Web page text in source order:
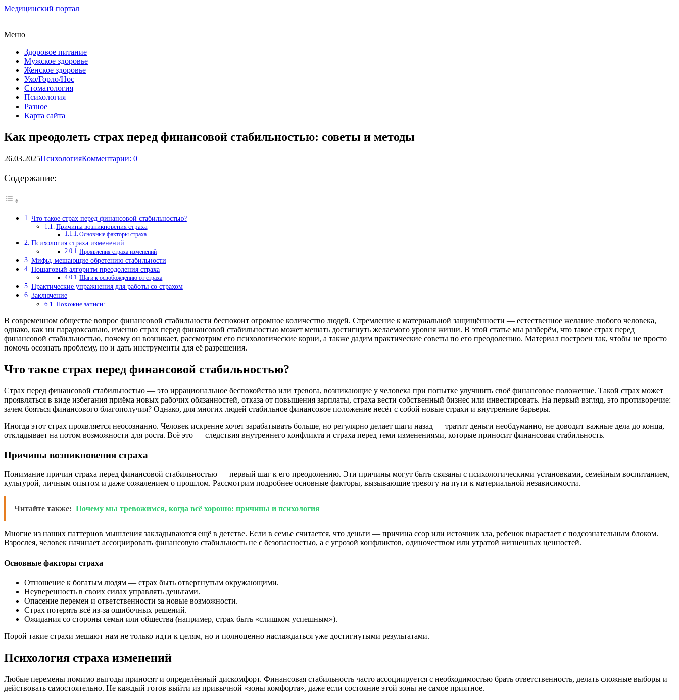
Медицинский портал
Меню
Здоровое питание
Мужское здоровье
Женское здоровье
Ухо/Горло/Нос
Стоматология
Психология
Разное
Карта сайта
Как преодолеть страх перед финансовой стабильностью: советы и методы
26.03.2025ПсихологияКомментарии: 0
Содержание:
Что такое страх перед финансовой стабильностью?
Причины возникновения страха
Основные факторы страха
Психология страха изменений
Проявления страха изменений
Мифы, мешающие обретению стабильности
Пошаговый алгоритм преодоления страха
Шаги к освобождению от страха
Практические упражнения для работы со страхом
Заключение
Похожие записи:
В современном обществе вопрос финансовой стабильности беспокоит огромное количество людей. Стремление к материальной защищённости — естественное желание любого человека,
однако, как ни парадоксально, именно страх перед финансовой стабильностью может мешать достигнуть желаемого уровня жизни. В этой статье мы разберём, что такое страх перед
финансовой стабильностью, почему он возникает, рассмотрим его психологические корни, а также дадим практические советы по его преодолению. Материал построен так, чтобы не просто
помочь осознать проблему, но и дать инструменты для её разрешения.
Что такое страх перед финансовой стабильностью?
Страх перед финансовой стабильностью — это иррациональное беспокойство или тревога, возникающие у человека при попытке улучшить своё финансовое положение. Такой страх может
проявляться в виде избегания приёма новых рабочих обязанностей, отказа от повышения зарплаты, страха вести собственный бизнес или инвестировать. На первый взгляд, это противоречие:
зачем бояться финансового благополучия? Однако, для многих людей стабильное финансовое положение несёт с собой новые страхи и внутренние барьеры.
Иногда этот страх проявляется неосознанно. Человек искренне хочет зарабатывать больше, но регулярно делает шаги назад — тратит деньги необдуманно, не доводит важные дела до конца,
откладывает на потом возможности для роста. Всё это — следствия внутреннего конфликта и страха перед теми изменениями, которые приносит финансовая стабильность.
Причины возникновения страха
Понимание причин страха перед финансовой стабильностью — первый шаг к его преодолению. Эти причины могут быть связаны с психологическими установками, семейным воспитанием,
культурой, личным опытом и даже сожалением о прошлом. Рассмотрим подробнее основные факторы, вызывающие тревогу на пути к материальной независимости.
Читайте также: Почему мы тревожимся, когда всё хорошо: причины и психология
Многие из наших паттернов мышления закладываются ещё в детстве. Если в семье считается, что деньги — причина ссор или источник зла, ребенок вырастает с подсознательным блоком.
Взрослея, человек начинает ассоциировать финансовую стабильность не с безопасностью, а с угрозой конфликтов, одиночеством или утратой жизненных ценностей.
Основные факторы страха
Отношение к богатым людям — страх быть отвергнутым окружающими.
Неуверенность в своих силах управлять деньгами.
Опасение перемен и ответственности за новые возможности.
Страх потерять всё из-за ошибочных решений.
Ожидания со стороны семьи или общества (например, страх быть «слишком успешным»).
Порой такие страхи мешают нам не только идти к целям, но и полноценно наслаждаться уже достигнутыми результатами.
Психология страха изменений
Любые перемены помимо выгоды приносят и определённый дискомфорт. Финансовая стабильность часто ассоциируется с необходимостью брать ответственность, делать сложные выборы и
действовать самостоятельно. Не каждый готов выйти из привычной «зоны комфорта», даже если состояние этой зоны не самое приятное.